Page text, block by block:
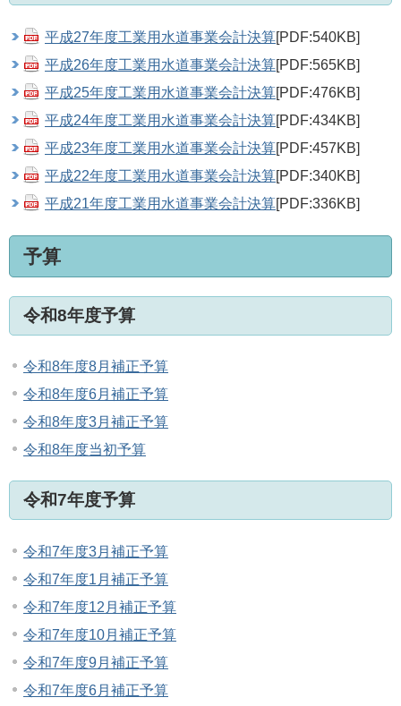
平成27年度工業用水道事業会計決算[PDF:540KB]
平成26年度工業用水道事業会計決算[PDF:565KB]
平成25年度工業用水道事業会計決算[PDF:476KB]
平成24年度工業用水道事業会計決算[PDF:434KB]
平成23年度工業用水道事業会計決算[PDF:457KB]
平成22年度工業用水道事業会計決算[PDF:340KB]
平成21年度工業用水道事業会計決算[PDF:336KB]
予算
令和8年度予算
令和8年度8月補正予算
令和8年度6月補正予算
令和8年度3月補正予算
令和8年度当初予算
令和7年度予算
令和7年度3月補正予算
令和7年度1月補正予算
令和7年度12月補正予算
令和7年度10月補正予算
令和7年度9月補正予算
令和7年度6月補正予算